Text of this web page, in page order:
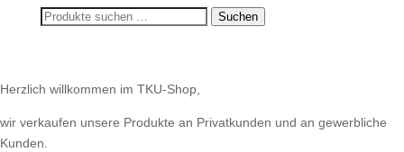
mehrere
Die
können
Suchen
Suchen
Herzlich willkommen im TKU-Shop,
wir verkaufen unsere Produkte an Privatkunden und an gewerbliche
Kunden.